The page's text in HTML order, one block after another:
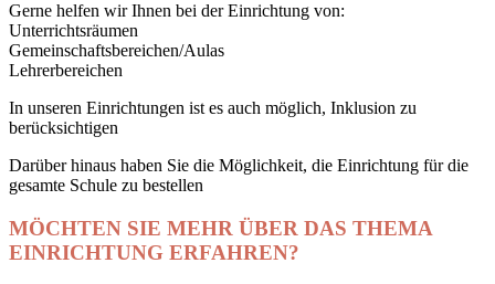
Gerne helfen wir Ihnen bei der Einrichtung von:
Unterrichtsräumen
Gemeinschaftsbereichen/Aulas
Lehrerbereichen
In unseren Einrichtungen ist es auch möglich, Inklusion zu
berücksichtigen
Darüber hinaus haben Sie die Möglichkeit, die Einrichtung für die
gesamte Schule zu bestellen
MÖCHTEN SIE MEHR ÜBER DAS THEMA
EINRICHTUNG ERFAHREN?